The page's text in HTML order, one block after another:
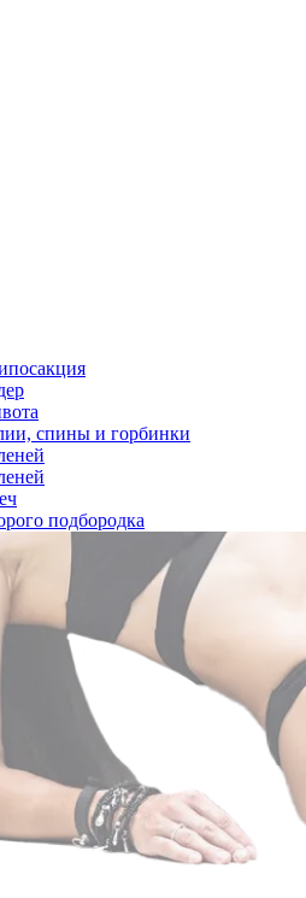
спины и горбинки
подбородка